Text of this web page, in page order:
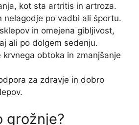
kot sta artritis in artroza.
nelagodje po vadbi ali športu.
in omejena gibljivost,
ali po dolgem sedenju.
krvnega obtoka in zmanjšanje
za zdravje in dobro
grožnje?